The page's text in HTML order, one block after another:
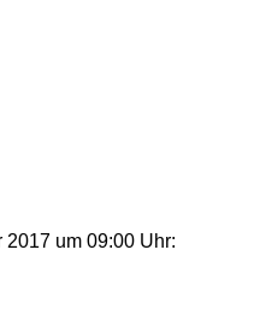
2017 um 09:00 Uhr: